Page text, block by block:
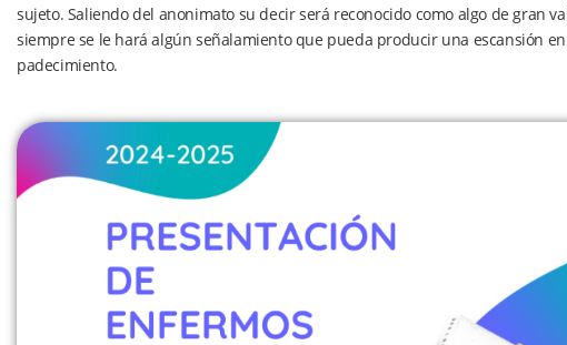
sujeto. Saliendo del anonimato su decir será reconocido como algo de gran
siempre se le hará algún señalamiento que pueda producir una escansión
padecimiento.